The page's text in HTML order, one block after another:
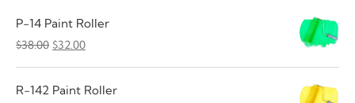
P-14 Paint Roller
$38.00 Orijinal
fiyat:
$38.00.
$32.00Şu
andaki
fiyat:
R-142 Paint Roller